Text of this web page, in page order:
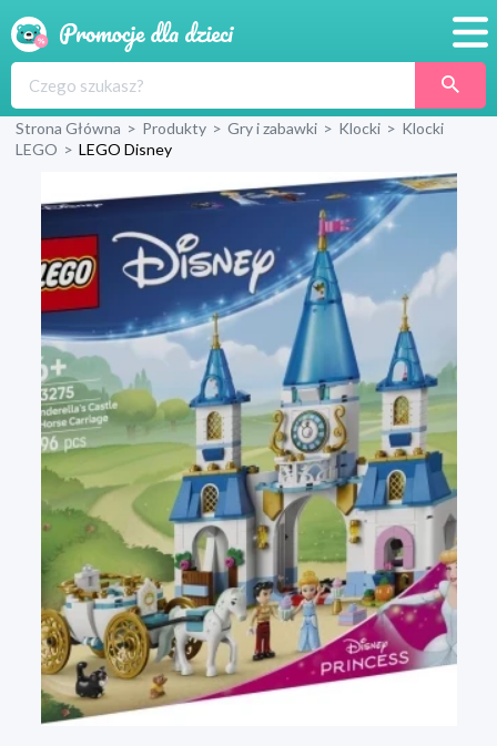
Produkty
Sklepy
Wyprawka
Strona Główna > Produkty > Gry i zabawki > Klocki > Klocki
LEGO > LEGO Disney